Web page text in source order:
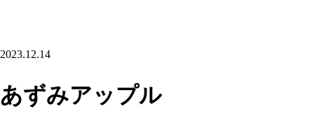
2023.12.14
あずみアップル